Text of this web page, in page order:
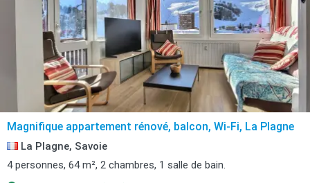
Magnifique appartement rénové, balcon, Wi-Fi, La Plagne
La Plagne, Savoie
4 personnes, 64 m², 2 chambres, 1 salle de bain.